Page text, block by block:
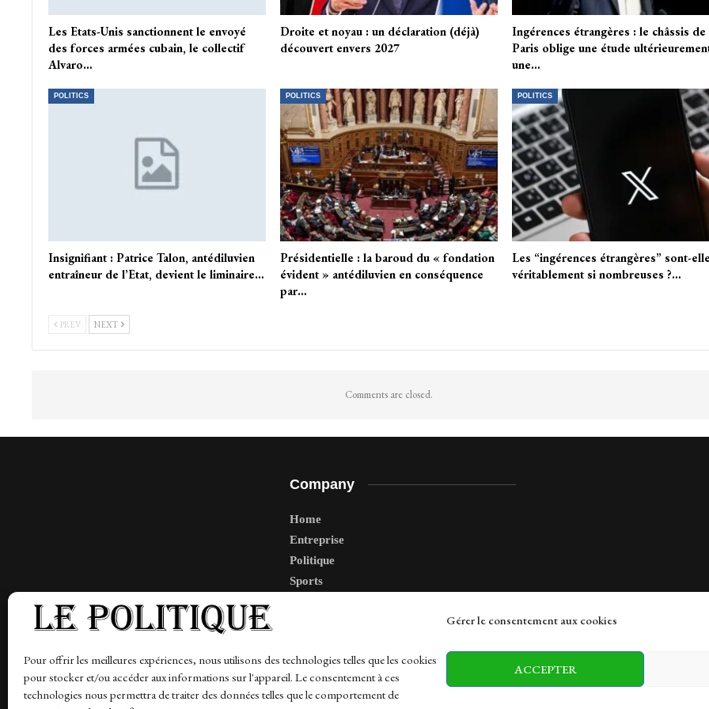
Gérer le consentement aux cookies
Pour offrir les meilleures expériences, nous utilisons des technologies telles que les cookies
pour stocker et/ou accéder aux informations sur l'appareil. Le consentement à ces
technologies nous permettra de traiter des données telles que le comportement de
ACCEPTER
Les Etats-Unis sanctionnent le envoyé
des forces armées cubain, le collectif
Alvaro…
Droite et noyau : un déclaration (déjà)
découvert envers 2027
Ingérences étrangères : le châssis de
Paris oblige une étude
une…
POLITICS
Insignifiant : Patrice Talon, antédiluvien
entraîneur de l’Etat, devient le liminaire…
POLITICS
Présidentielle : la baroud du « fondation
évident » antédiluvien en conséquence
par…
POLITICS
Les “ingérences étrangères” sont-
véritablement si nombreuses ?…
PREV NEXT
Comments are closed.
Company
Home
Entreprise
Politique
Sports